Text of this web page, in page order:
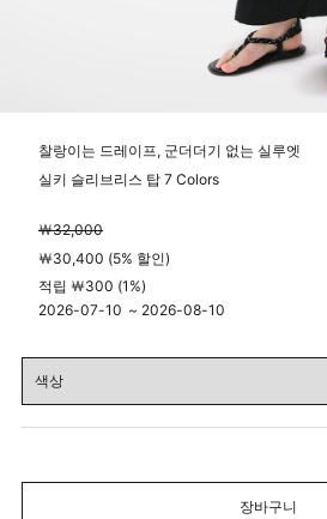
찰랑이는 드레이프, 군더더기 없는 실루엣
실키 슬리브리스 탑 7 Colors
￦32,000
￦30,400 (5% 할인)
적립 ￦300 (1%)
2026-07-10 ~ 2026-08-10
장바구니